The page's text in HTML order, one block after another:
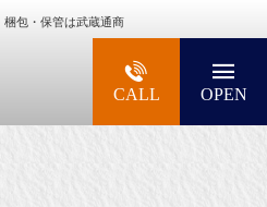
包・保管は武蔵通商
械・美術品・高級楽器の梱包・輸送
CALL OPEN